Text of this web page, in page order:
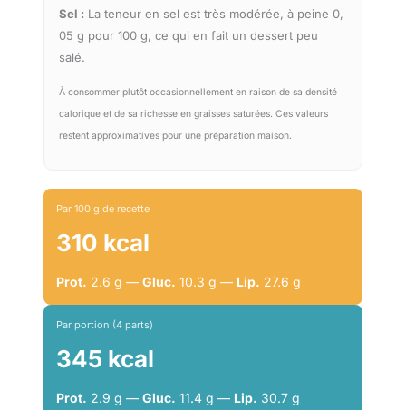
Sel : La teneur en sel est très modérée, à peine 0,
05 g pour 100 g, ce qui en fait un dessert peu
salé.
À consommer plutôt occasionnellement en raison de sa densité
calorique et de sa richesse en graisses saturées. Ces valeurs
restent approximatives pour une préparation maison.
Par 100 g de recette
310 kcal
Prot. 2.6 g — Gluc. 10.3 g — Lip. 27.6 g
Par portion (4 parts)
345 kcal
Prot. 2.9 g — Gluc. 11.4 g — Lip. 30.7 g